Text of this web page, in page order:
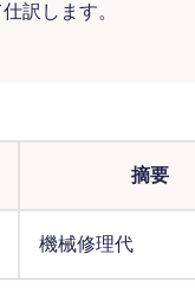
訳します。
摘要
機械修理代